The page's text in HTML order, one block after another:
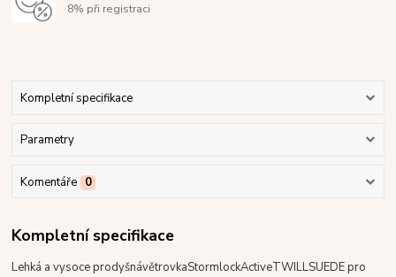
8% při registraci
Kompletní specifikace
Parametry
Komentáře 0
Kompletní specifikace
Lehká a vysoce prodyšnávětrovkaStormlockActiveTWILLSUEDEpro